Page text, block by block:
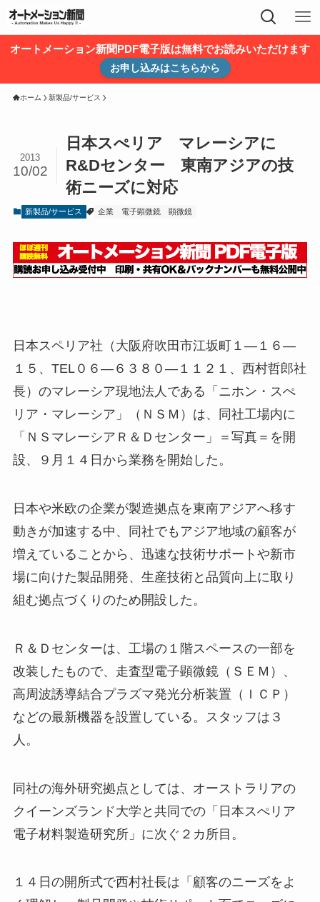
オートメーション新聞PDF電子版は無料でお読みいただけます
お申し込みはこちらから
ホーム 新製品/サービス
日本スぺリア マレーシアに
R&Dセンター 東南アジアの技
術ニーズに対応
2013
10/02
新製品/サービス 企業 電子顕微鏡 顕微鏡
日本スペリア社（大阪府吹田市江坂町１―１６―
１５、TEL０６―６３８０―１１２１、西村哲郎社
長）のマレーシア現地法人である「ニホン・スぺ
リア・マレーシア」（ＮＳＭ）は、同社工場内に
「ＮＳマレーシアＲ＆Ｄセンター」＝写真＝を開
設、９月１４日から業務を開始した。
日本や米欧の企業が製造拠点を東南アジアへ移す
動きが加速する中、同社でもアジア地域の顧客が
増えていることから、迅速な技術サポートや新市
場に向けた製品開発、生産技術と品質向上に取り
組む拠点づくりのため開設した。
Ｒ＆Ｄセンターは、工場の１階スペースの一部を
改装したもので、走査型電子顕微鏡（ＳＥＭ）、
高周波誘導結合プラズマ発光分析装置（ＩＣＰ）
などの最新機器を設置している。スタッフは３
人。
同社の海外研究拠点としては、オーストラリアの
クイーンズランド大学と共同での「日本スぺリア
電子材料製造研究所」に次ぐ２カ所目。
１４日の開所式で西村社長は「顧客のニーズをよ